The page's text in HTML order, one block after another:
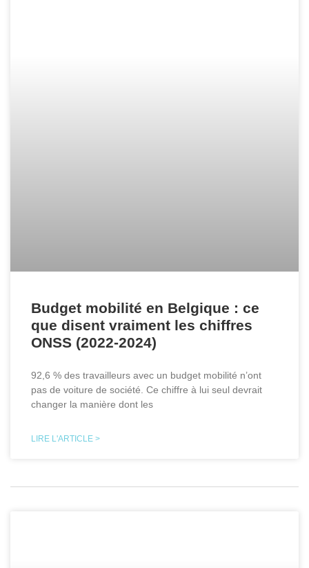
Budget mobilité en Belgique : ce
que disent vraiment les chiffres
ONSS (2022-2024)
92,6 % des travailleurs avec un budget mobilité n’ont
pas de voiture de société. Ce chiffre à lui seul devrait
changer la manière dont les
LIRE L'ARTICLE >